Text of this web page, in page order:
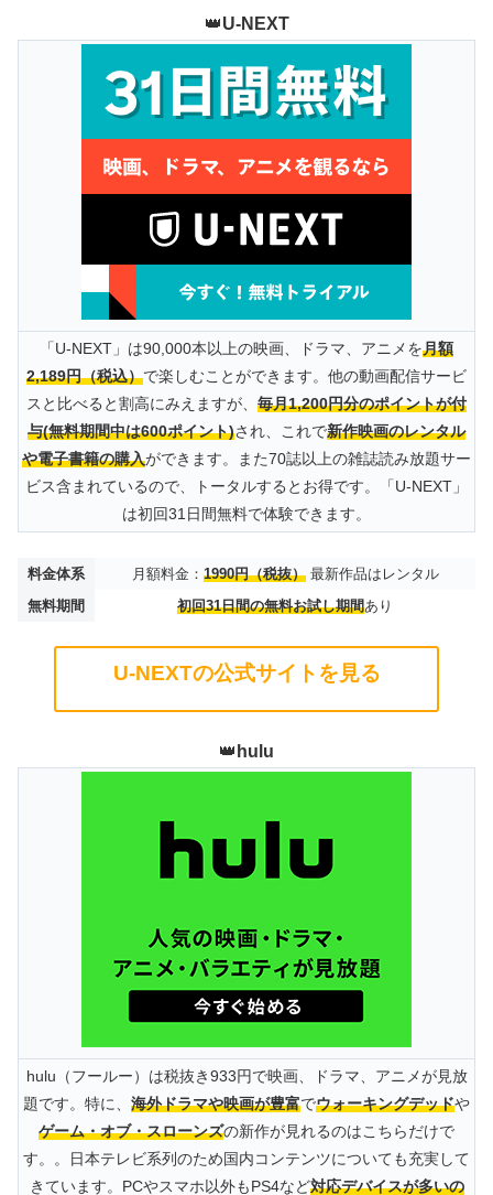
👑U-NEXT
「U-NEXT」は90,000本以上の映画、ドラマ、アニメを月額
2,189円（税込）で楽しむことができます。他の動画配信サービ
スと比べると割高にみえますが、 毎月1,200円分のポイントが付
与(無料期間中は600ポイント)され、これで新作映画のレンタル
や電子書籍の購入ができます。また70誌以上の雑誌読み放題サー
ビス含まれているので、トータルするとお得です。「U-NEXT」
は初回31日間無料で体験できます。
料金体系 月額料金： 1990円（税抜）最新作品はレンタル
無料期間
初回31日間の無料お試し期間あり
U-NEXTの公式サイトを見る
👑 hulu
hulu（フールー）は税抜き933円で映画、ドラマ、アニメが見放
題です。特に、 海外ドラマや映画が豊富でウォーキングデッドや
ゲーム・オブ・スローンズの新作が見れるのはこちらだけで
す。。日本テレビ系列のため国内コンテンツについても充実して
きています。PCやスマホ以外もPS4など対応デバイスが多いの